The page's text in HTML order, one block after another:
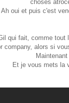
choses
Ah oui et puis c'est
qui fait, comme
company, alors si
Et je vous mets la